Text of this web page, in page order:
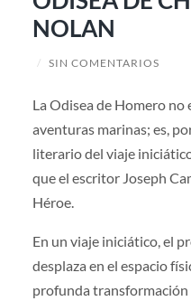
NOLAN
/ SIN COMENTARIOS
La Odisea de Homero no
aventuras marinas; es,
literario del viaje
que el escritor Joseph
Héroe.
En un viaje iniciático, el
desplaza en el espacio
profunda